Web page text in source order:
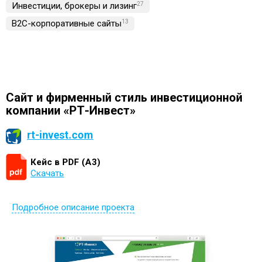
Инвестиции, брокеры и лизинг27
B2C-корпоративные сайты13
Сайт и фирменный стиль инвестиционной
компании «РТ-Инвест»
rt-invest.com
Кейс в PDF (А3)
Скачать
Подробное описание проекта